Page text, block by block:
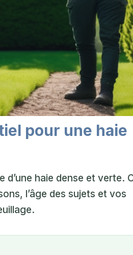
pour une haie
haie dense et verte.
l’âge des sujets et vos